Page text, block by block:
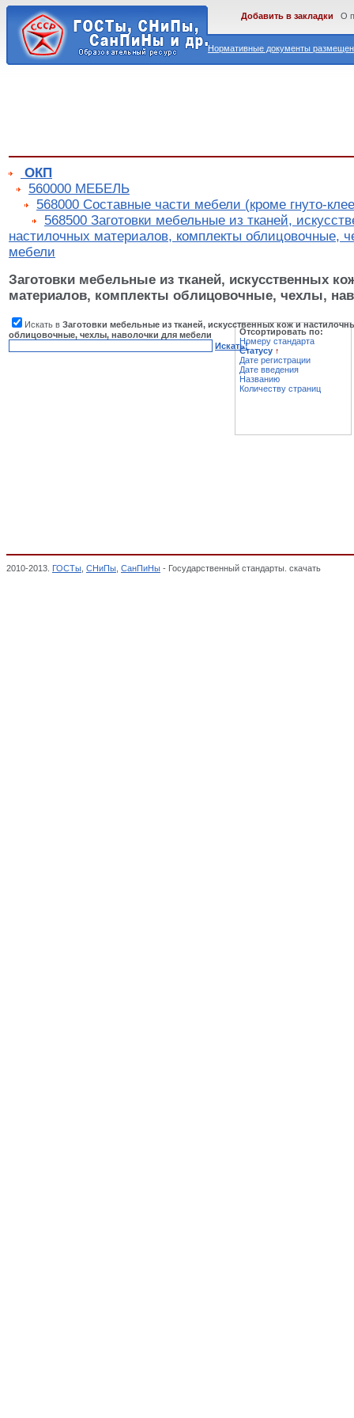
Нормативные документы
Добавить в закладки О
ОКП
560000 МЕБЕЛЬ
568000 Составные части мебели (кроме гнуто-
568500 Заготовки мебельные из тканей,
настилочных материалов, комплекты облицовочные,
мебели
Заготовки мебельные из тканей, искусственных
материалов, комплекты облицовочные, чехлы,
Искать в Заготовки мебельные из тканей, искусственных кож и
облицовочные, чехлы, наволочки для мебели
Искать!
Отсортировать по:
Номеру стандарта
Статусу ↑
Дате регистрации
Дате введения
Названию
Количеству страниц
2010-2013. ГОСТы СНиПы СанПиНы - Государственный стандарты. скачать